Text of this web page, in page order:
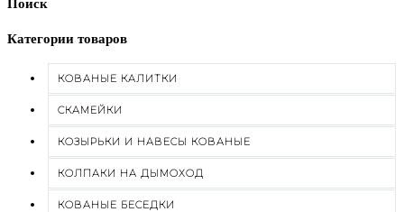
Поиск
Категории товаров
КОВАНЫЕ КАЛИТКИ
СКАМЕЙКИ
КОЗЫРЬКИ И НАВЕСЫ КОВАНЫЕ
КОЛПАКИ НА ДЫМОХОД
КОВАНЫЕ БЕСЕДКИ